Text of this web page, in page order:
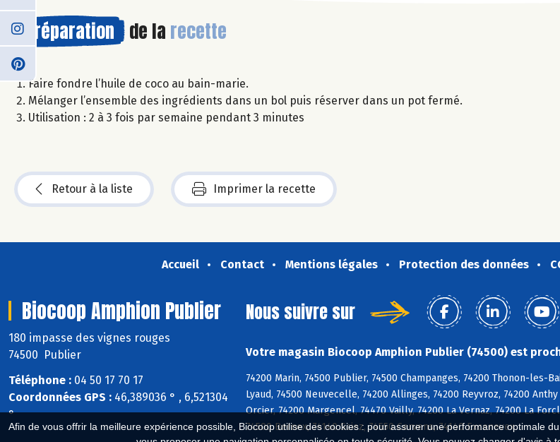
Afin de vous offrir la meilleure expérience possible, Biocoop utilise des cookies : pour assurer une performance optimale
Préparation de la recette
Faire fondre l’huile de coco au bain-marie.
Mélanger l’ensemble des ingrédients dans un bol puis réserver dans un pot fermé.
Utilisation : 2 à 3 fois par semaine pendant 3 minutes
Retour à la liste Imprimer la recette
Accueil Contact Mentions légales Protection des données
Biocoop Amphion Publier
180 impasse des vignes rouges
74500 Publier
Téléphone : 04 50 17 70 17
Coordonnées GPS : 46,389036 ° , 6,521304
°
Nous suivre sur
Votre magasin Biocoop Amphion Publier (74500) est
74200 Marin, 74500 Publier, 74500 Champanges, 74200 Thonon-les-
Lyaud, 74500 Neuvecelle, 74200 Allinges, 74200 Reyvroz, 74200
Orcier, 74200 Margencel, 74470 Vailly, 74200 La Vernaz, 74200 La
74500 Bernex, 74140 Sciez, 74550 Cervens, 74140 Excenevex